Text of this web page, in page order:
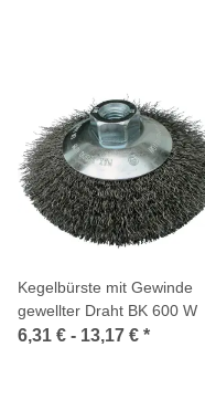
Kegelbürste mit Gewinde
gewellter Draht BK 600 W
6,31 € - 13,17 € *